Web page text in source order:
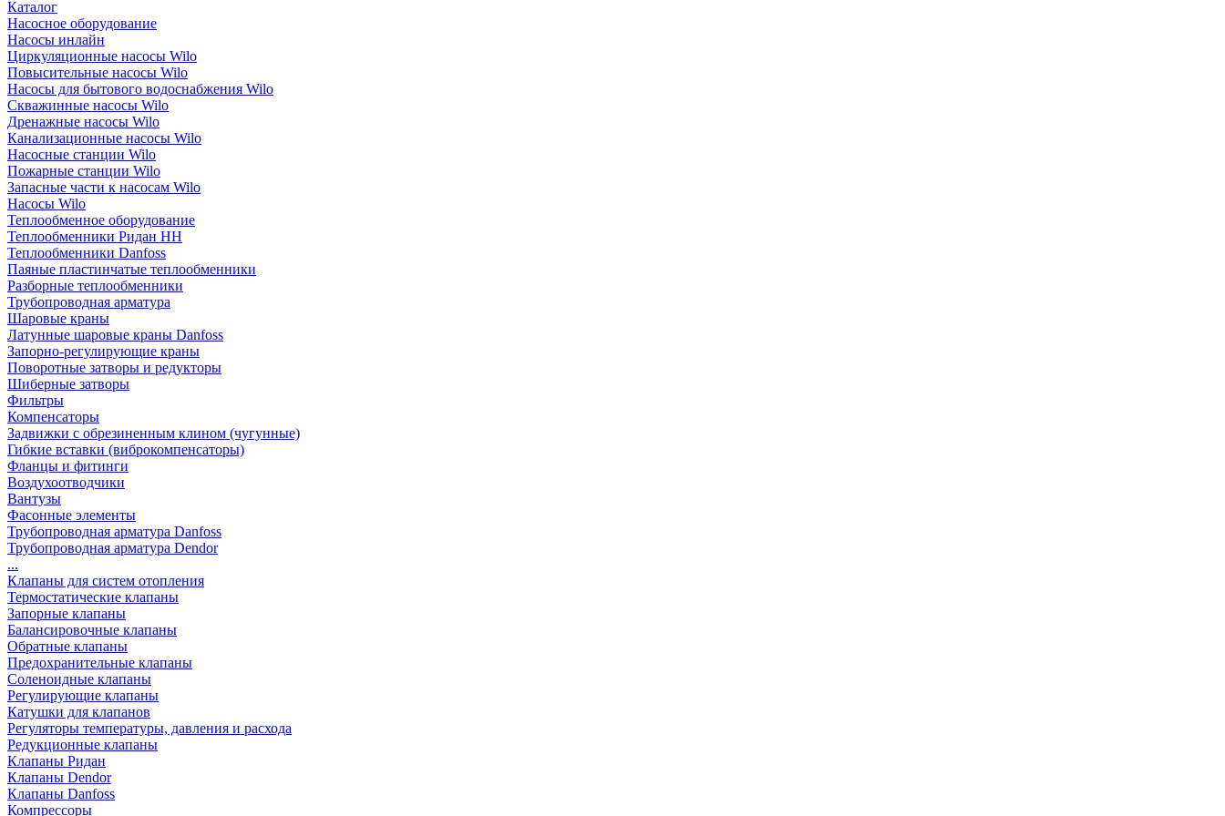
Каталог
Насосное оборудование
Насосы инлайн
Циркуляционные насосы Wilo
Повысительные насосы Wilo
Насосы для бытового водоснабжения Wilo
Скважинные насосы Wilo
Дренажные насосы Wilo
Канализационные насосы Wilo
Насосные станции Wilo
Пожарные станции Wilo
Запасные части к насосам Wilo
Насосы Wilo
Теплообменное оборудование
Теплообменники Ридан НН
Теплообменники Danfoss
Паяные пластинчатые теплообменники
Разборные теплообменники
Трубопроводная арматура
Шаровые краны
Латунные шаровые краны Danfoss
Запорно-регулирующие краны
Поворотные затворы и редукторы
Шиберные затворы
Фильтры
Компенсаторы
Задвижки с обрезиненным клином (чугунные)
Гибкие вставки (виброкомпенсаторы)
Фланцы и фитинги
Воздухоотводчики
Вантузы
Фасонные элементы
Трубопроводная арматура Danfoss
Трубопроводная арматура Dendor
...
Клапаны для систем отопления
Термостатические клапаны
Запорные клапаны
Балансировочные клапаны
Обратные клапаны
Предохранительные клапаны
Соленоидные клапаны
Регулирующие клапаны
Катушки для клапанов
Регуляторы температуры, давления и расхода
Редукционные клапаны
Клапаны Ридан
Клапаны Dendor
Клапаны Danfoss
Компрессоры